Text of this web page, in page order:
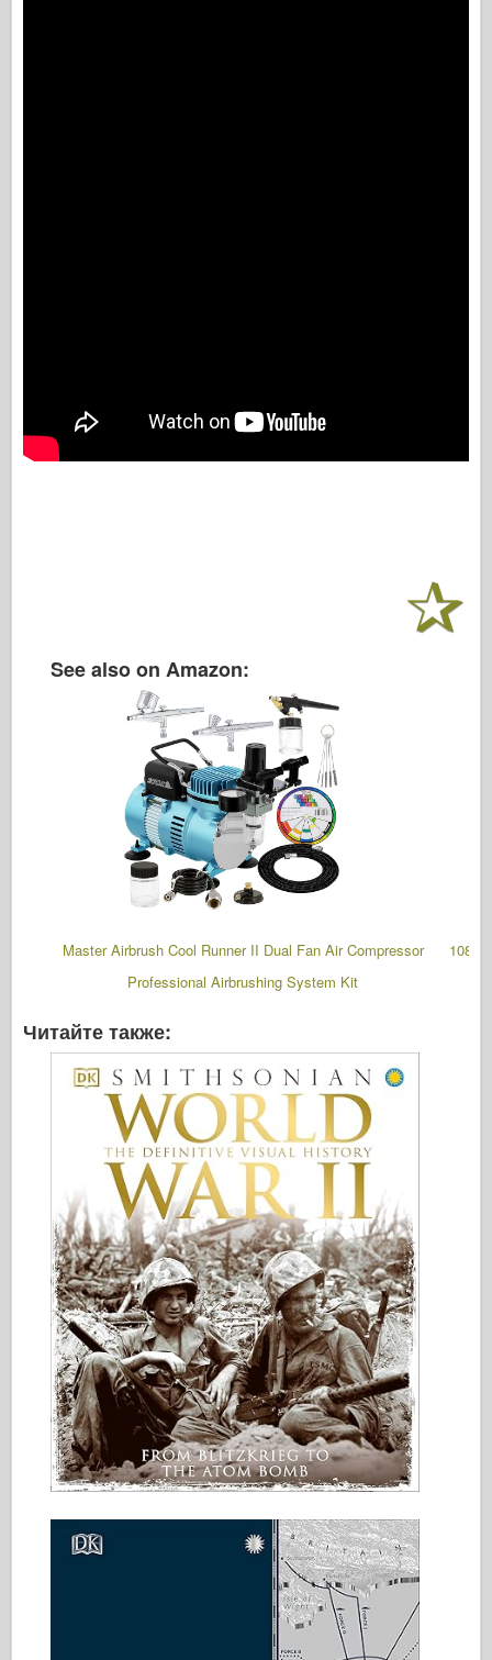
See also on Amazon:
Master Airbrush Cool Runner II Dual Fan Air Compressor
Professional Airbrushing System Kit
108
Читайте также: